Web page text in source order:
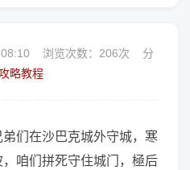
浏览次数： 206次 分
略教程
们在沙巴克城外守城，寒
咱们拼死守住城门，極后